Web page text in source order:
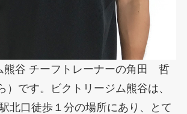
熊谷 チーフトレーナーの角田 哲
）です。ビクトリージム熊谷は、
北口徒歩１分の場所にあり、とて